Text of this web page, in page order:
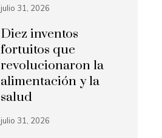
julio 31, 2026
Diez inventos
fortuitos que
revolucionaron la
alimentación y la
salud
julio 31, 2026